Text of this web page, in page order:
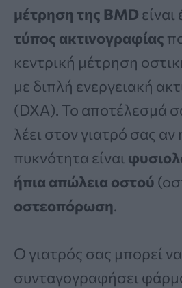
μέτρηση της BMD είναι
τύπος ακτινογραφίας
κεντρική μέτρηση
με διπλή ενεργειακή
(DXA). Το αποτέλεσμά
λέει στον γιατρό σας αν
πυκνότητα είναι
ήπια απώλεια οστού
οστεοπόρωση.
Ο γιατρός σας μπορεί
συνταγογραφήσει